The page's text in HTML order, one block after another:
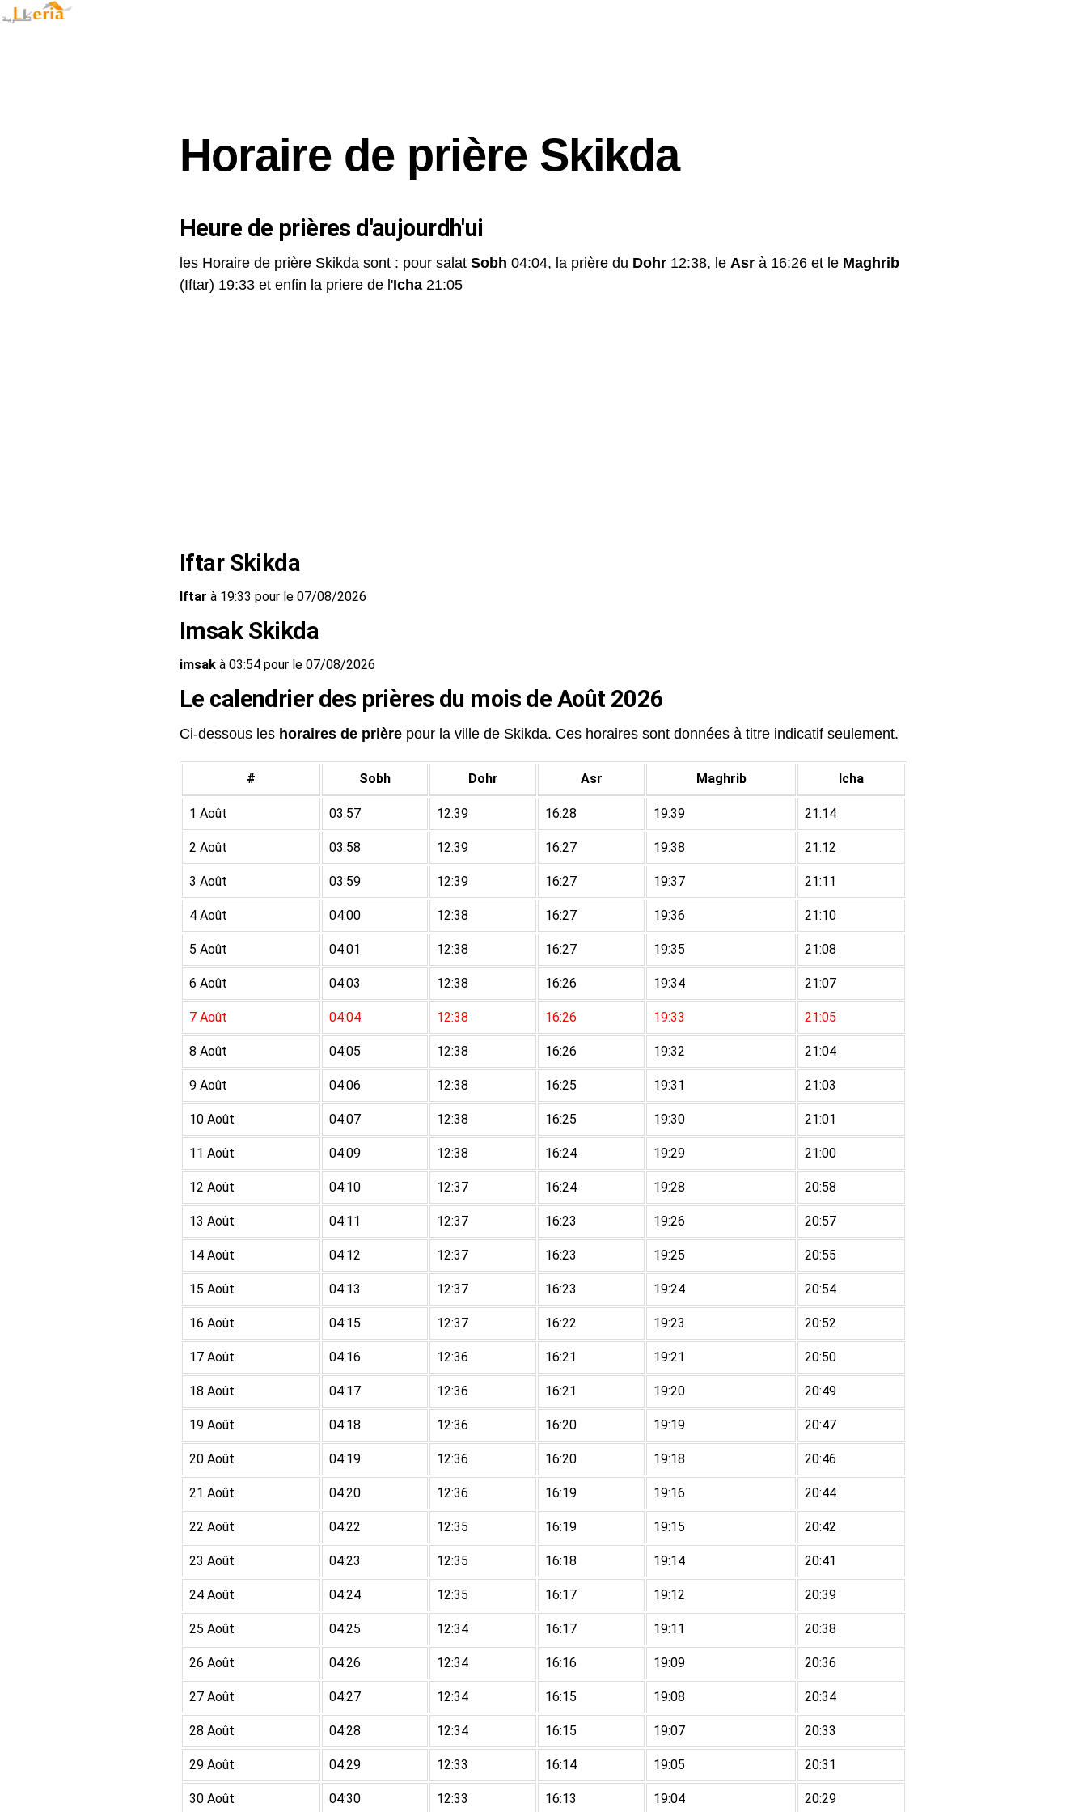
Horaire de prière Skikda
Heure de prières d'aujourdh'ui
les Horaire de prière Skikda sont : pour salat Sobh 04:04, la prière du Dohr 12:38, le Asr à 16:26 et le Maghrib
(Iftar) 19:33 et enfin la priere de l'Icha 21:05
Iftar Skikda
Iftar à 19:33 pour le 07/08/2026
Imsak Skikda
imsak à 03:54 pour le 07/08/2026
Le calendrier des prières du mois de Août 2026
Ci-dessous les horaires de prière pour la ville de Skikda. Ces horaires sont données à titre indicatif seulement.
# Sobh Dohr Asr Maghrib Icha
1 Août 03:57 12:39 16:28 19:39 21:14
2 Août 03:58 12:39 16:27 19:38 21:12
3 Août 03:59 12:39 16:27 19:37 21:11
4 Août 04:00 12:38 16:27 19:36 21:10
5 Août 04:01 12:38 16:27 19:35 21:08
6 Août 04:03 12:38 16:26 19:34 21:07
7 Août 04:04 12:38 16:26 19:33 21:05
8 Août 04:05 12:38 16:26 19:32 21:04
9 Août 04:06 12:38 16:25 19:31 21:03
10 Août 04:07 12:38 16:25 19:30 21:01
11 Août 04:09 12:38 16:24 19:29 21:00
12 Août 04:10 12:37 16:24 19:28 20:58
13 Août 04:11 12:37 16:23 19:26 20:57
14 Août 04:12 12:37 16:23 19:25 20:55
15 Août 04:13 12:37 16:23 19:24 20:54
16 Août 04:15 12:37 16:22 19:23 20:52
17 Août 04:16 12:36 16:21 19:21 20:50
18 Août 04:17 12:36 16:21 19:20 20:49
19 Août 04:18 12:36 16:20 19:19 20:47
20 Août 04:19 12:36 16:20 19:18 20:46
21 Août 04:20 12:36 16:19 19:16 20:44
22 Août 04:22 12:35 16:19 19:15 20:42
23 Août 04:23 12:35 16:18 19:14 20:41
24 Août 04:24 12:35 16:17 19:12 20:39
25 Août 04:25 12:34 16:17 19:11 20:38
26 Août 04:26 12:34 16:16 19:09 20:36
27 Août 04:27 12:34 16:15 19:08 20:34
28 Août 04:28 12:34 16:15 19:07 20:33
29 Août 04:29 12:33 16:14 19:05 20:31
30 Août 04:30 12:33 16:13 19:04 20:29